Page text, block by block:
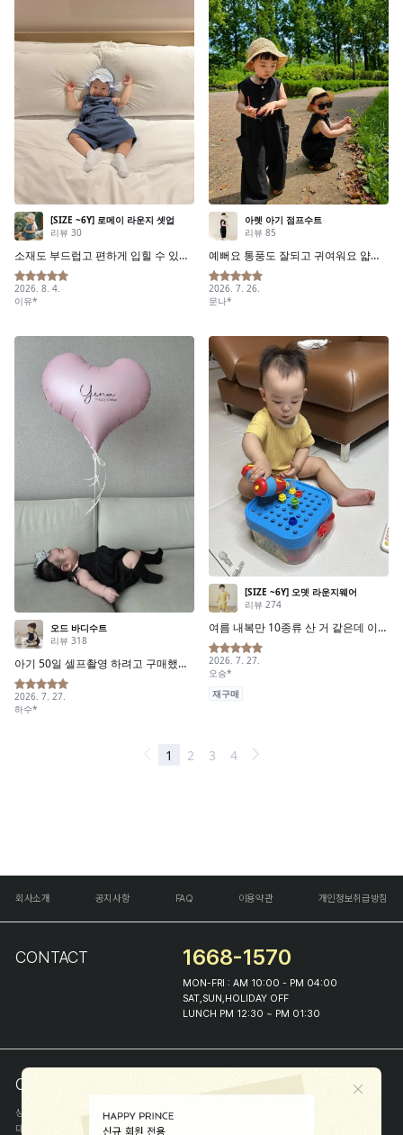
회사소개 공지사항 FAQ 이용약관 개인정보취급방침
CONTACT 1668-1570
MON-FRI : AM 10:00 - PM 04:00
SAT,SUN,HOLIDAY OFF
LUNCH PM 12:30 ~ PM 01:30
COMPANY INFO
상호
(주)해피프린스
대표
이화진